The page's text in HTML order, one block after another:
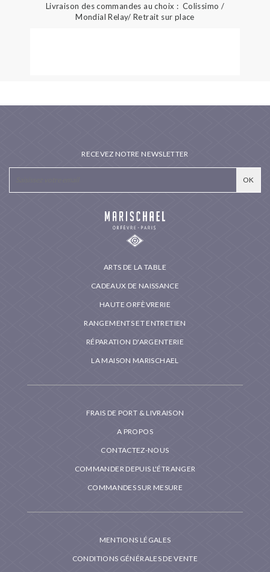
Livraison des commandes au choix : Colissimo /
Mondial Relay/ Retrait sur place
ARTS DE LA TABLE
CADEAUX DE NAISSANCE
HAUTE ORFÈVRERIE
RANGEMENTS ET ENTRETIEN
RÉPARATION D'ARGENTERIE
LA MAISON MARISCHAEL
FRAIS DE PORT & LIVRAISON
A PROPOS
CONTACTEZ-NOUS
COMMANDER DEPUIS L'ÉTRANGER
COMMANDES SUR MESURE
MENTIONS LÉGALES
CONDITIONS GÉNÉRALES DE VENTE
RECEVEZ NOTRE NEWSLETTER